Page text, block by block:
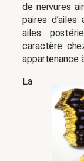
de nervures
paires
ailes
caractère
appartenance
La